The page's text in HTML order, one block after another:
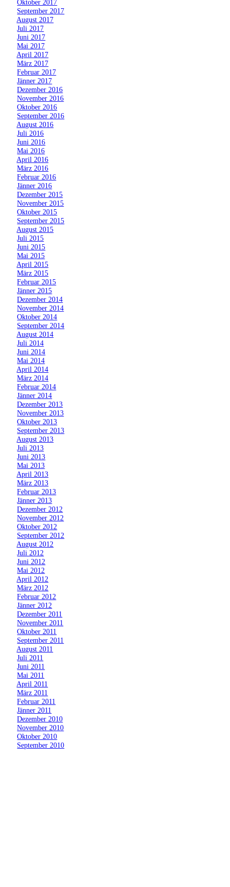
»Oktober 2017
September 2017
August 2017
»Juli 2017
»Juni 2017
»Mai 2017
April 2017
»März 2017
»Februar 2017
»Jänner 2017
»Dezember 2016
»November 2016
»Oktober 2016
September 2016
August 2016
»Juli 2016
»Juni 2016
»Mai 2016
April 2016
»März 2016
»Februar 2016
»Jänner 2016
»Dezember 2015
»November 2015
»Oktober 2015
September 2015
August 2015
»Juli 2015
»Juni 2015
»Mai 2015
April 2015
»März 2015
»Februar 2015
»Jänner 2015
»Dezember 2014
»November 2014
»Oktober 2014
September 2014
August 2014
»Juli 2014
»Juni 2014
»Mai 2014
April 2014
»März 2014
»Februar 2014
»Jänner 2014
»Dezember 2013
»November 2013
»Oktober 2013
September 2013
August 2013
»Juli 2013
»Juni 2013
»Mai 2013
April 2013
»März 2013
»Februar 2013
»Jänner 2013
»Dezember 2012
»November 2012
»Oktober 2012
September 2012
August 2012
»Juli 2012
»Juni 2012
»Mai 2012
April 2012
»März 2012
»Februar 2012
»Jänner 2012
»Dezember 2011
»November 2011
»Oktober 2011
September 2011
August 2011
»Juli 2011
»Juni 2011
»Mai 2011
April 2011
»März 2011
»Februar 2011
»Jänner 2011
»Dezember 2010
»November 2010
»Oktober 2010
September 2010